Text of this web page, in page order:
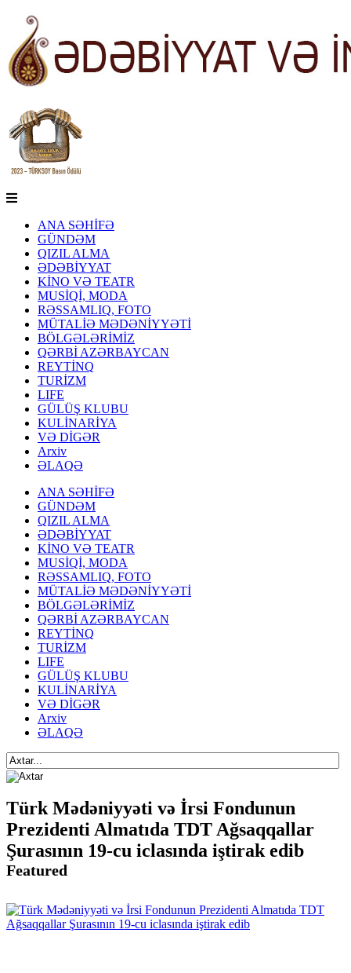
ANA SƏHİFƏ
GÜNDƏM
QIZIL ALMA
ƏDƏBİYYAT
KİNO VƏ TEATR
MUSİQİ, MODA
RƏSSAMLIQ, FOTO
MÜTALİƏ MƏDƏNİYYƏTİ
BÖLGƏLƏRİMİZ
QƏRBİ AZƏRBAYCAN
REYTİNQ
TURİZM
LIFE
GÜLÜŞ KLUBU
KULİNARİYA
VƏ DİGƏR
Arxiv
ƏLAQƏ
ANA SƏHİFƏ
GÜNDƏM
QIZIL ALMA
ƏDƏBİYYAT
KİNO VƏ TEATR
MUSİQİ, MODA
RƏSSAMLIQ, FOTO
MÜTALİƏ MƏDƏNİYYƏTİ
BÖLGƏLƏRİMİZ
QƏRBİ AZƏRBAYCAN
REYTİNQ
TURİZM
LIFE
GÜLÜŞ KLUBU
KULİNARİYA
VƏ DİGƏR
Arxiv
ƏLAQƏ
Türk Mədəniyyəti və İrsi Fondunun
Prezidenti Almatıda TDT Ağsaqqallar
Şurasının 19-cu iclasında iştirak edib
Featured